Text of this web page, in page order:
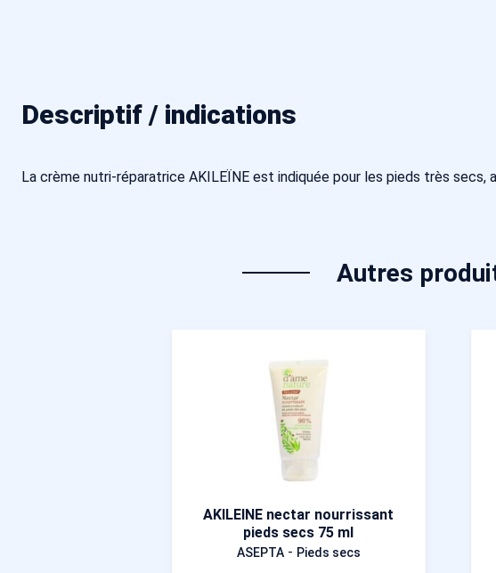
Descriptif / indications
La crème nutri-réparatrice AKILEÏNE est indiquée pour les pieds très
Autres
AKILEINE nectar nourrissant
pieds secs 75 ml
ASEPTA - Pieds secs